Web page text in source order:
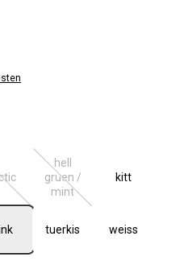
ist zurzeit nicht verfügbar.)
(Diese Option ist zurzeit nicht
hell
gruen /
mint
(Diese Option ist zurzeit
kitt
verfügbar.)
ist zurzeit nicht verfügbar.)
tuerkis weiss